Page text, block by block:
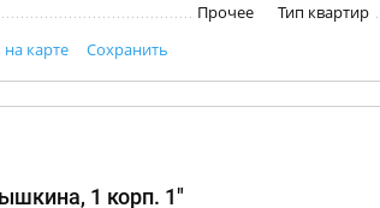
Прочее
Тип квартир
карте Сохранить
1 корп. 1"